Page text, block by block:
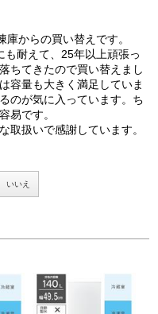
からの買い替えです。
耐えて、25年以上頑張っ
ちてきたので買い替えまし
容量も大きく満足していま
のが気に入っています。ち
易です。
取扱いで感謝しています。
いいえ